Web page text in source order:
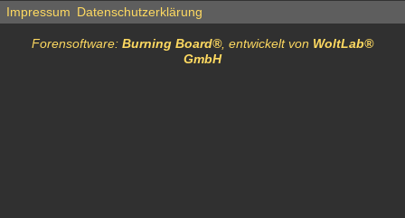
Impressum Datenschutzerklärung
Forensoftware: Burning Board®, entwickelt von WoltLab®
GmbH